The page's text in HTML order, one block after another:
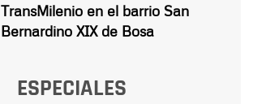
TransMilenio en el barrio San
Bernardino XIX de Bosa
ESPECIALES